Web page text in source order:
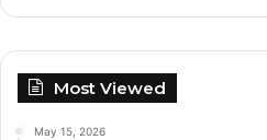
Most Viewed
May 15, 2026